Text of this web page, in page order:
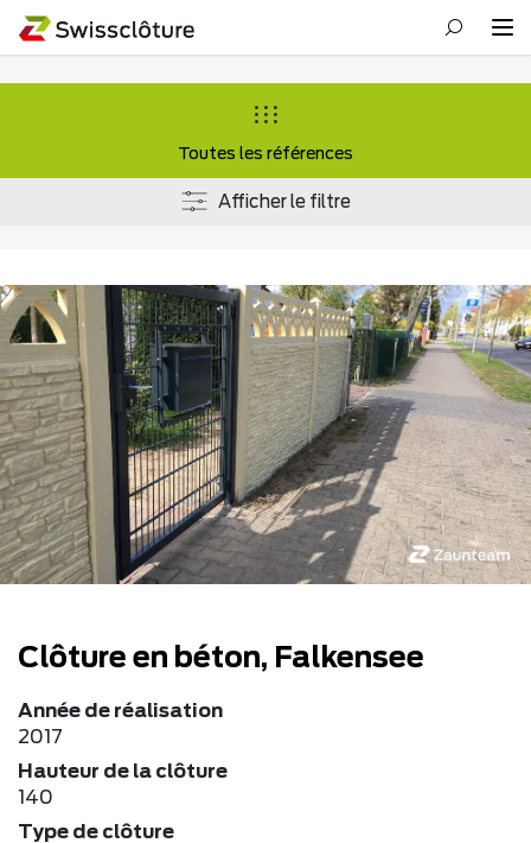
Toutes les références
Afficher le filtre
Clôture en béton, Falkensee
Année de réalisation
2017
Hauteur de la clôture
140
Type de clôture